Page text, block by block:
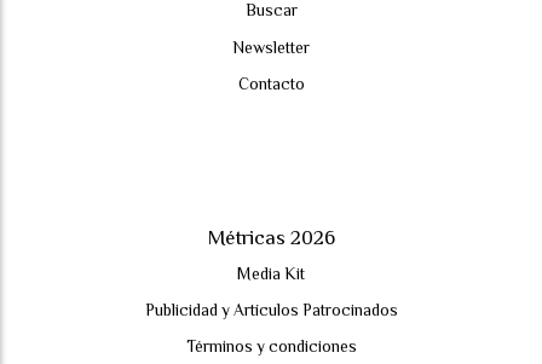
Buscar
Newsletter
Contacto
Métricas 2026
Media Kit
Publicidad y Artículos Patrocinados
Términos y condiciones